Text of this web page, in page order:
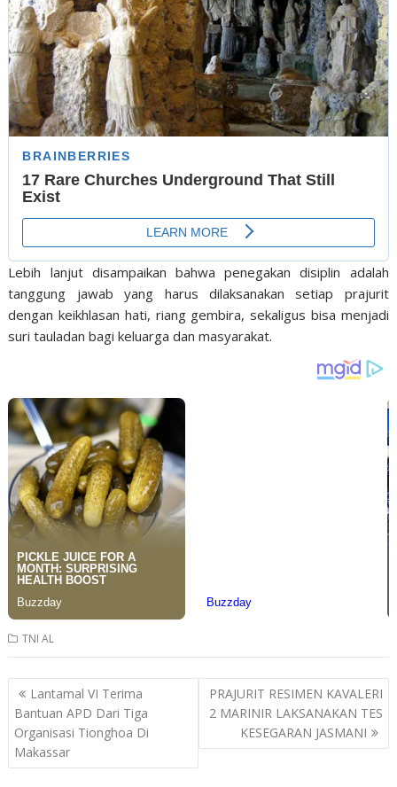
Lebih lanjut disampaikan bahwa penegakan disiplin adalah
tanggung jawab yang harus dilaksanakan setiap prajurit
dengan keikhlasan hati, riang gembira, sekaligus bisa menjadi
suri tauladan bagi keluarga dan masyarakat.
TNI AL
Post
navigation
Lantamal VI Terima
Bantuan APD Dari Tiga
Organisasi Tionghoa Di
Makassar
PRAJURIT RESIMEN KAVALERI
2 MARINIR LAKSANAKAN TES
KESEGARAN JASMANI